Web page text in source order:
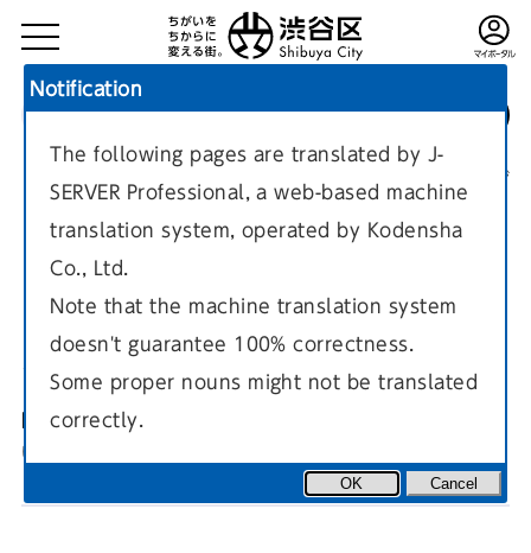
現在のページ
2025年6月のしぶやフォト日記
区のイベントや区長の活動を「しぶやフォト日記」で紹介して
います。
Notification
The following pages are translated by J-
SERVER Professional, a web-based machine
translation system, operated by Kodensha
Co., Ltd.
Note that the machine translation system
doesn't guarantee 100% correctness.
Some proper nouns might not be translated
correctly.
OK Cancel